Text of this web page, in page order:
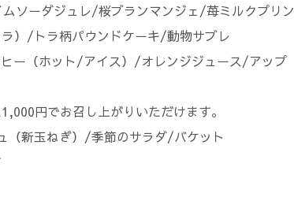
ソーダジュレ/桜ブランマンジェ/苺ミルクプリン
）/トラ柄パウンドケーキ/動物サブレ
ー（ホット/アイス）/オレンジジュース/アップ
円でお召し上がりいただけます。
（新玉ねぎ）/季節のサラダ/バケット